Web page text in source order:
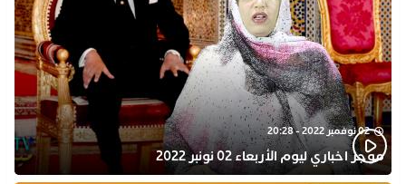
02 نوفمبر 2022 - 20:28
موجز اخباري ليوم الأربعاء 02 نونبر 2022